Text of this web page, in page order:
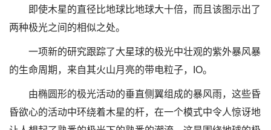
即使木星的直径比地球比地球大十倍，而且该图示出了
两种极光之间的相似之处。
一项新的研究跟踪了大星球的极光中壮观的紫外暴风暴
的生命周期，来自其火山月亮的带电粒子，IO。
由椭圆形的极光活动的垂直侧翼组成的暴风雨，这些昏
昏欲心的活动中环绕着木星的杆，在一个模式中令人惊讶地